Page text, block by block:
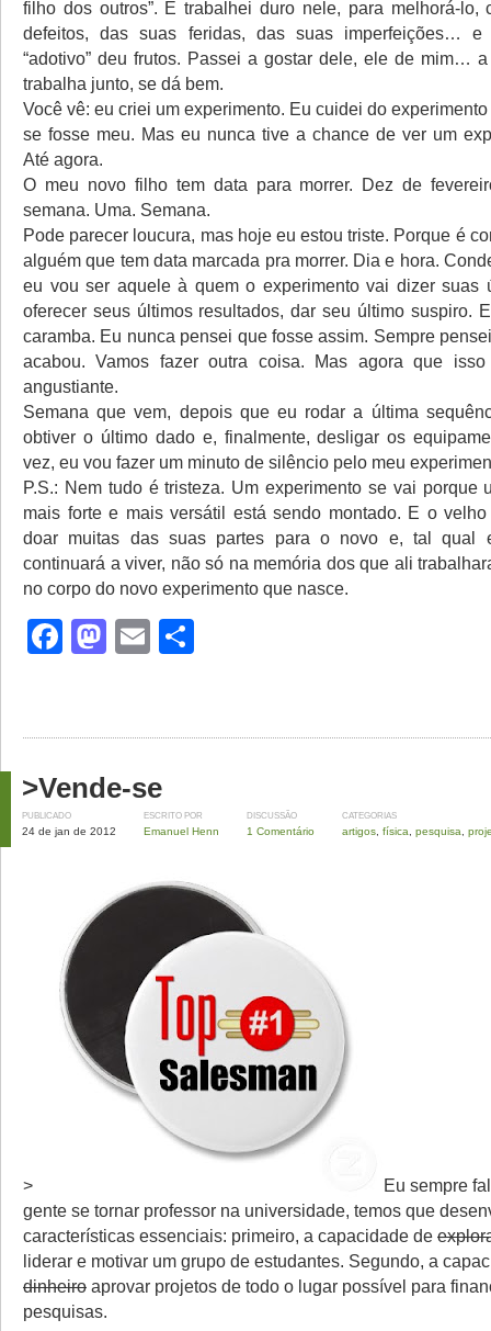
filho dos outros”. E trabalhei duro nele, para melhorá-lo,
defeitos, das suas feridas, das suas imperfeições…
“adotivo” deu frutos. Passei a gostar dele, ele de mim…
trabalha junto, se dá bem.
Você vê: eu criei um experimento. Eu cuidei do
se fosse meu. Mas eu nunca tive a chance de ver um
Até agora.
O meu novo filho tem data para morrer. Dez de
semana. Uma. Semana.
Pode parecer loucura, mas hoje eu estou triste. Porque é
alguém que tem data marcada pra morrer. Dia e hora.
eu vou ser aquele à quem o experimento vai dizer suas
oferecer seus últimos resultados, dar seu último suspiro.
caramba. Eu nunca pensei que fosse assim. Sempre
acabou. Vamos fazer outra coisa. Mas agora que
angustiante.
Semana que vem, depois que eu rodar a última
obtiver o último dado e, finalmente, desligar os
vez, eu vou fazer um minuto de silêncio pelo meu
P.S.: Nem tudo é tristeza. Um experimento se vai porque
mais forte e mais versátil está sendo montado. E o
doar muitas das suas partes para o novo e, tal qual
continuará a viver, não só na memória dos que ali
no corpo do novo experimento que nasce.
Facebook
Mastodon
Email
>Vende-se
PUBLICADO
24 de jan de 2012
ESCRITO POR
Emanuel Henn
DISCUSSÃO
1 Comentário
CATEGORIAS
artigos física pesquisa
>
Eu sempre
gente se tornar professor na universidade, temos que
características essenciais: primeiro, a capacidade de
liderar e motivar um grupo de estudantes. Segundo, a
dinheiro aprovar projetos de todo o lugar possível para
pesquisas.